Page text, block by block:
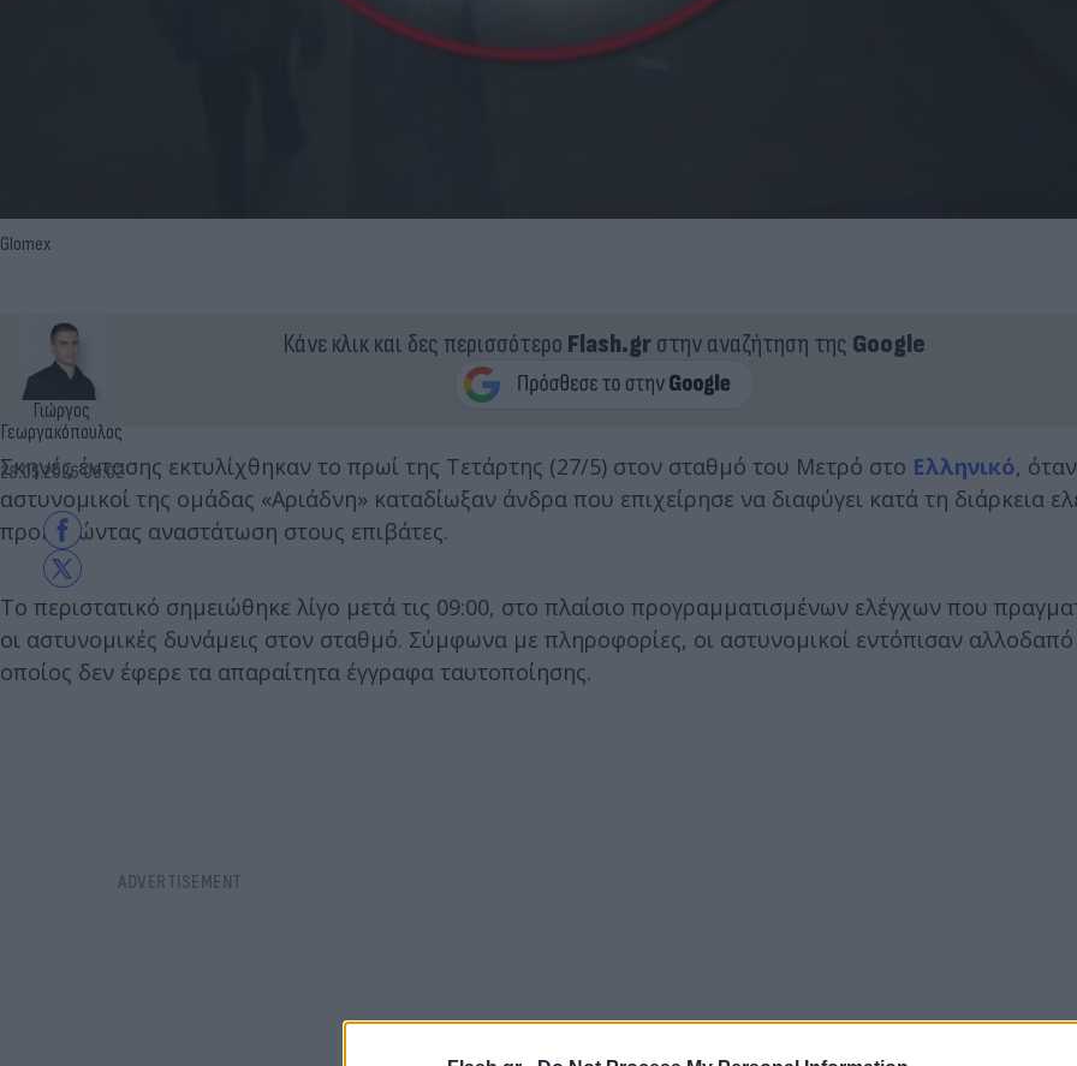
Glomex
Γιώργος
Γεωργακόπουλος
28.05.2026 09:02
Κάνε κλικ και δες περισσότερο Flash.grστην αναζήτηση της Google
Σκηνές έντασης εκτυλίχθηκαν το πρωί της Τετάρτης (27/5) στον σταθμό του Μετρό στο Ελληνικό, όταν
αστυνομικοί της ομάδας «Αριάδνη» καταδίωξαν άνδρα που επιχείρησε να διαφύγει κατά τη διάρκεια
προκαλώντας αναστάτωση στους επιβάτες.
Το περιστατικό σημειώθηκε λίγο μετά τις 09:00, στο πλαίσιο προγραμματισμένων ελέγχων που
οι αστυνομικές δυνάμεις στον σταθμό. Σύμφωνα με πληροφορίες, οι αστυνομικοί εντόπισαν
οποίος δεν έφερε τα απαραίτητα έγγραφα ταυτοποίησης.